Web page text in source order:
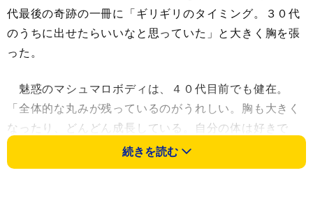
代最後の奇跡の一冊に「ギリギリのタイミング。３０代
のうちに出せたらいいなと思っていた」と大きく胸を張
った。
魅惑のマシュマロボディは、４０代目前でも健在。
「全体的な丸みが残っているのがうれしい。胸も大きく
なったり、どんどん成長している。自分の体は好きで
す」と自信を見せる。撮影前にも、特にボディメイクは
しなかったといい「しまりすぎている磯山を期待してい
続きを読む